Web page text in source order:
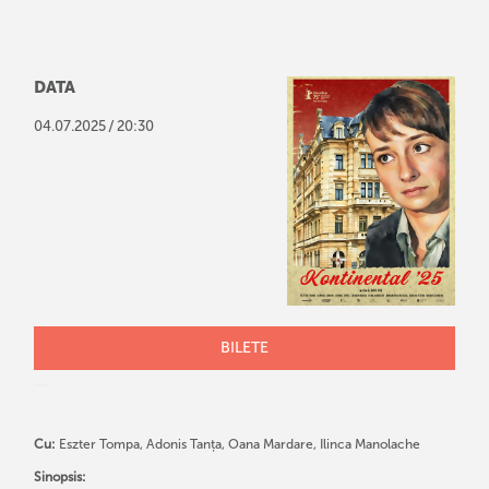
DATA
04.07.2025 / 20:30
BILETE
Cu: Eszter Tompa, Adonis Tanța, Oana Mardare, Ilinca Manolache
Sinopsis: